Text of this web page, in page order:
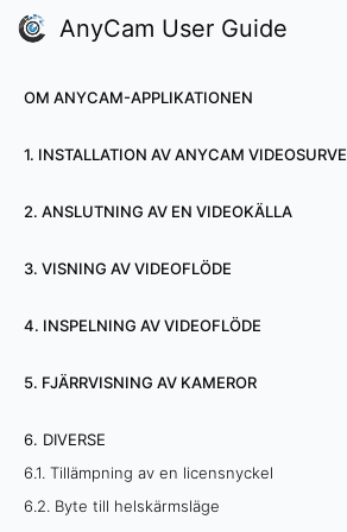
AnyCam User Guide
OM ANYCAM-APPLIKATIONEN
2. ANSLUTNING AV EN VIDEOKÄLLA
3. VISNING AV VIDEOFLÖDE
4. INSPELNING AV VIDEOFLÖDE
5. FJÄRRVISNING AV KAMEROR
6. DIVERSE
6.1. Tillämpning av en licensnyckel
6.2. Byte till helskärmsläge